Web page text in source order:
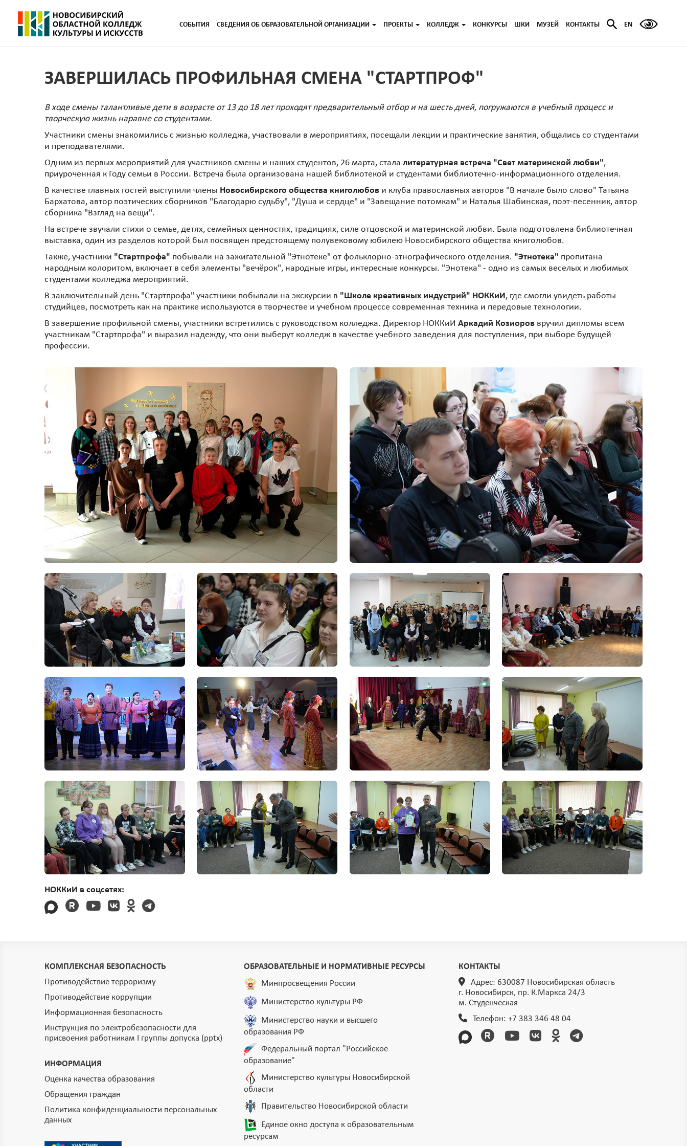
СОБЫТИЯ СВЕДЕНИЯ ОБ ОБРАЗОВАТЕЛЬНОЙ ОРГАНИЗАЦИИ ПРОЕКТЫ КОЛЛЕДЖ КОНКУРСЫ ШКИ МУЗЕЙ КОНТАКТЫ EN
ЗАВЕРШИЛАСЬ ПРОФИЛЬНАЯ СМЕНА "СТАРТПРОФ"
В ходе смены талантливые дети в возрасте от 13 до 18 лет проходят предварительный отбор и на шесть дней, погружаются в учебный процесс и
творческую жизнь наравне со студентами.
Участники смены знакомились с жизнью колледжа, участвовали в мероприятиях, посещали лекции и практические занятия, общались со студентами
и преподавателями.
Одним из первых мероприятий для участников смены и наших студентов, 26 марта, стала литературная встреча "Свет материнской любви",
приуроченная к Году семьи в России. Встреча была организована нашей библиотекой и студентами библиотечно-информационного отделения.
В качестве главных гостей выступили члены Новосибирского общества книголюбов и клуба православных авторов "В начале было слово" Татьяна
Бархатова, автор поэтических сборников "Благодарю судьбу", "Душа и сердце" и "Завещание потомкам" и Наталья Шабинская, поэт-песенник, автор
сборника "Взгляд на вещи".
На встрече звучали стихи о семье, детях, семейных ценностях, традициях, силе отцовской и материнской любви. Была подготовлена библиотечная
выставка, один из разделов которой был посвящен предстоящему полувековому юбилею Новосибирского общества книголюбов.
Также, участники "Стартпрофа" побывали на зажигательной "Этнотеке" от фольклорно-этнографического отделения. "Этнотека" пропитана
народным колоритом, включает в себя элементы "вечёрок", народные игры, интересные конкурсы. "Энотека" - одно из самых веселых и любимых
студентами колледжа мероприятий.
В заключительный день "Стартпрофа" участники побывали на экскурсии в "Школе креативных индустрий" НОККиИ, где смогли увидеть работы
студийцев, посмотреть как на практике используются в творчестве и учебном процессе современная техника и передовые технологии.
В завершение профильной смены, участники встретились с руководством колледжа. Директор НОККиИ Аркадий Козиоров вручил дипломы всем
участникам "Стартпрофа" и выразил надежду, что они выберут колледж в качестве учебного заведения для поступления, при выборе будущей
профессии.
НОККиИ в соцсетях:
КОМПЛЕКСНАЯ БЕЗОПАСНОСТЬ
Противодействие терроризму
Противодействие коррупции
Информационная безопасность
Инструкция по электробезопасности для
присвоения работникам I группы допуска (pptx)
ИНФОРМАЦИЯ
Оценка качества образования
Обращения граждан
Политика конфиденциальности персональных
данных
ОБРАЗОВАТЕЛЬНЫЕ И НОРМАТИВНЫЕ РЕСУРСЫ
Минпросвещения России
Министерство культуры РФ
Министерство науки и высшего
образования РФ
Федеральный портал "Российское
образование"
Министерство культуры Новосибирской
области
Правительство Новосибирской области
Единое окно доступа к образовательным
ресурсам
КОНТАКТЫ
Адрес: 630087 Новосибирская область
г. Новосибирск, пр. К.Маркса 24/3
м. Студенческая
Телефон: +7 383 346 48 04